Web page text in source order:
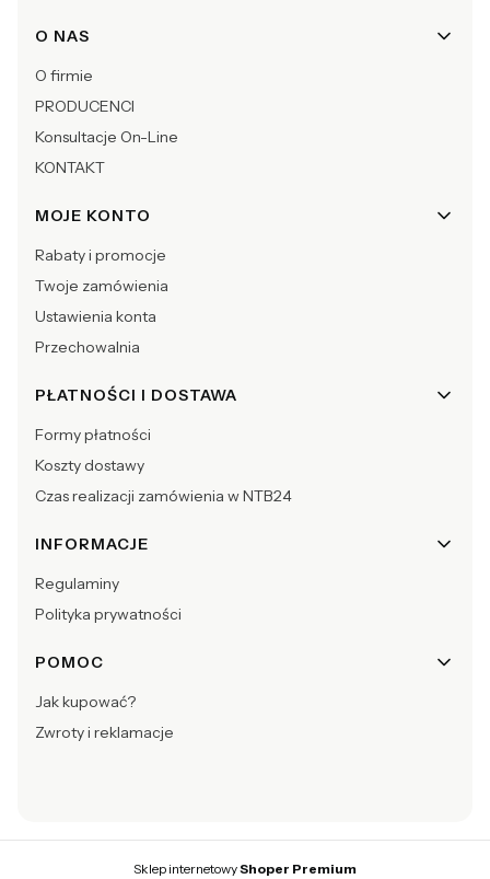
Linki w stopce
O NAS
O firmie
PRODUCENCI
Konsultacje On-Line
KONTAKT
MOJE KONTO
Rabaty i promocje
Twoje zamówienia
Ustawienia konta
Przechowalnia
PŁATNOŚCI I DOSTAWA
Formy płatności
Koszty dostawy
Czas realizacji zamówienia w NTB24
INFORMACJE
Regulaminy
Polityka prywatności
POMOC
Jak kupować?
Zwroty i reklamacje
Sklep internetowyShoper Premium